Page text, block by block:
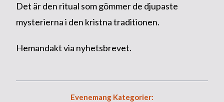
Det är den ritual som gömmer de djupaste
mysterierna i den kristna traditionen.
Hemandakt via nyhetsbrevet.
Evenemang Kategorier: